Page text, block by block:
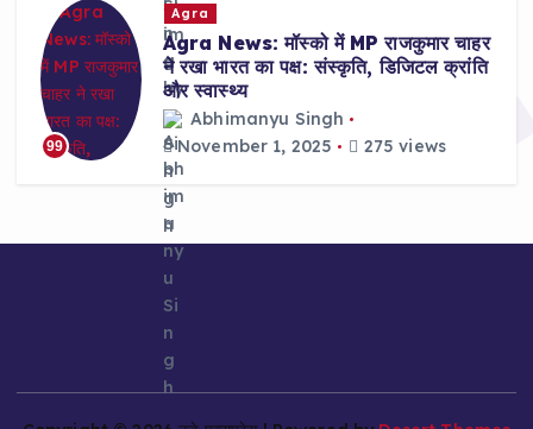
99
Agra
Agra News: मॉस्को में MP राजकुमार चाहर
ने रखा भारत का पक्ष: संस्कृति, डिजिटल क्रांति
और स्वास्थ्य
Abhimanyu Singh
November 1, 2025
275 views